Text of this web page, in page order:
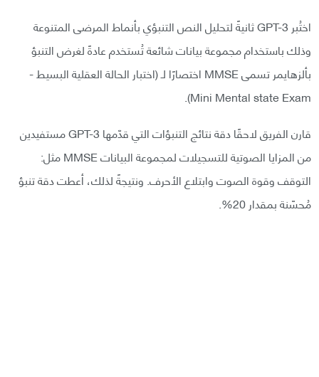
اختُبر GPT-3 ثانيةً لتحليل النص التنبؤي بأنماط المرضى المتنوعة
وذلك باستخدام مجموعة بيانات شائعة تُستخدم عادةً لغرض التنبؤ
بألزهايمر تسمى MMSE اختصارًا لـ (اختبار الحالة العقلية البسيط -
Mini Mental state Exam).
قارن الفريق لاحقًا دقة نتائج التنبؤات التي قدّمها GPT-3 مستفيدين
من المزايا الصوتية للتسجيلات لمجموعة البيانات MMSE مثل:
التوقف وقوة الصوت وابتلاع الأحرف. ونتيجةً لذلك، أعطت دقة تنبؤ
مُحسّنة بمقدار 20%.